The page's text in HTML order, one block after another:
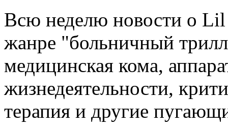
Всю неделю новости о
жанре "больничный
медицинская кома,
жизнедеятельности,
терапия и другие